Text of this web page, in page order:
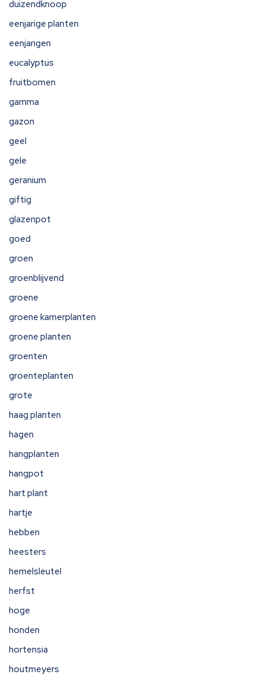
duizendknoop
eenjarige planten
eenjarigen
eucalyptus
fruitbomen
gamma
gazon
geel
gele
geranium
giftig
glazenpot
goed
groen
groenblijvend
groene
groene kamerplanten
groene planten
groenten
groenteplanten
grote
haag planten
hagen
hangplanten
hangpot
hart plant
hartje
hebben
heesters
hemelsleutel
herfst
hoge
honden
hortensia
houtmeyers